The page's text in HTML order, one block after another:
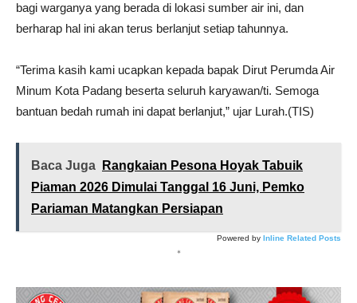
bagi warganya yang berada di lokasi sumber air ini, dan
berharap hal ini akan terus berlanjut setiap tahunnya.
“Terima kasih kami ucapkan kepada bapak Dirut Perumda Air
Minum Kota Padang beserta seluruh karyawan/ti. Semoga
bantuan bedah rumah ini dapat berlanjut,” ujar Lurah.(TIS)
Baca Juga
Rangkaian Pesona Hoyak Tabuik
Piaman 2026 Dimulai Tanggal 16 Juni, Pemko
Pariaman Matangkan Persiapan
Powered by Inline Related Posts
*